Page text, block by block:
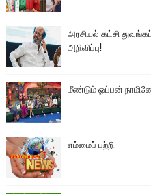
அரசியல் கட்சி
அறிவிப்பு!
மீண்டும் ஓப்பன்
எம்மைப் பற்றி